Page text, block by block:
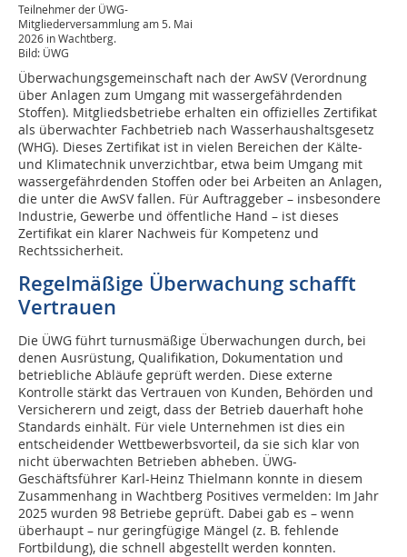
Teilnehmer der ÜWG-
Mitgliederversammlung am 5. Mai
2026 in Wachtberg.
Bild: ÜWG
Überwachungsgemeinschaft nach der AwSV (Verordnung
über Anlagen zum Umgang mit wassergefährdenden
Stoffen). Mitgliedsbetriebe erhalten ein offizielles Zertifikat
als überwachter Fachbetrieb nach Wasserhaushaltsgesetz
(WHG). Dieses Zertifikat ist in vielen Bereichen der Kälte‑
und Klimatechnik unverzichtbar, etwa beim Umgang mit
wassergefährdenden Stoffen oder bei Arbeiten an Anlagen,
die unter die AwSV fallen. Für Auftraggeber – insbesondere
Industrie, Gewerbe und öffentliche Hand – ist dieses
Zertifikat ein klarer Nachweis für Kompetenz und
Rechtssicherheit.
Regelmäßige Überwachung schafft
Vertrauen
Die ÜWG führt turnusmäßige Überwachungen durch, bei
denen Ausrüstung, Qualifikation, Dokumentation und
betriebliche Abläufe geprüft werden. Diese externe
Kontrolle stärkt das Vertrauen von Kunden, Behörden und
Versicherern und zeigt, dass der Betrieb dauerhaft hohe
Standards einhält. Für viele Unternehmen ist dies ein
entscheidender Wettbewerbsvorteil, da sie sich klar von
nicht überwachten Betrieben abheben. ÜWG-
Geschäftsführer Karl-Heinz Thielmann konnte in diesem
Zusammenhang in Wachtberg Positives vermelden: Im Jahr
2025 wurden 98 Betriebe geprüft. Dabei gab es – wenn
überhaupt – nur geringfügige Mängel (z. B. fehlende
Fortbildung), die schnell abgestellt werden konnten.